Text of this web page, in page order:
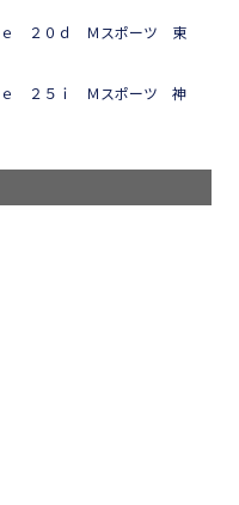
２０ｄ Ｍスポーツ 東
２５ｉ Ｍスポーツ 神